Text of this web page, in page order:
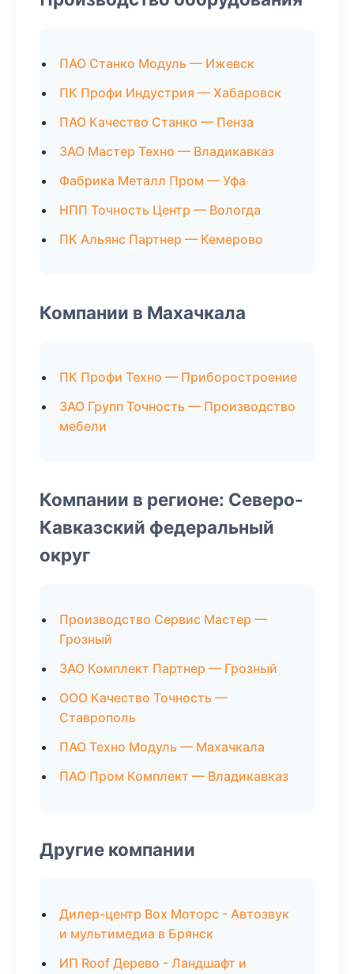
ПАО Станко Модуль — Ижевск
ПК Профи Индустрия — Хабаровск
ПАО Качество Станко — Пенза
ЗАО Мастер Техно — Владикавказ
Фабрика Металл Пром — Уфа
НПП Точность Центр — Вологда
ПК Альянс Партнер — Кемерово
Компании в Махачкала
ПК Профи Техно — Приборостроение
ЗАО Групп Точность — Производство
мебели
Компании в регионе: Северо-
Кавказский федеральный
округ
Производство Сервис Мастер —
Грозный
ЗАО Комплект Партнер — Грозный
ООО Качество Точность —
Ставрополь
ПАО Техно Модуль — Махачкала
ПАО Пром Комплект — Владикавказ
Другие компании
Дилер-центр Box Моторс - Автозвук
и мультимедиа в Брянск
ИП Roof Дерево - Ландшафт и